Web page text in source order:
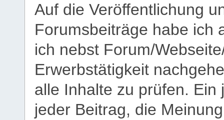
Auf die Veröffentlichung
Forumsbeiträge habe ich
ich nebst Forum/
Erwerbstätigkeit
alle Inhalte zu prüfen.
jeder Beitrag, die